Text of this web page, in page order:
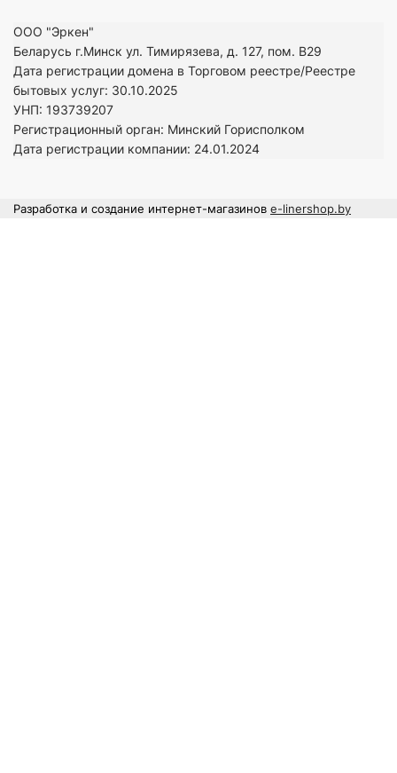
ООО "Эркен"
Беларусь г.Минск ул. Тимирязева, д. 127, пом. В29
Дата регистрации домена в Торговом реестре/Реестре
бытовых услуг: 30.10.2025
УНП: 193739207
Регистрационный орган: Минский Горисполком
Дата регистрации компании: 24.01.2024
Разработка и создание интернет-магазинов e-linershop.by